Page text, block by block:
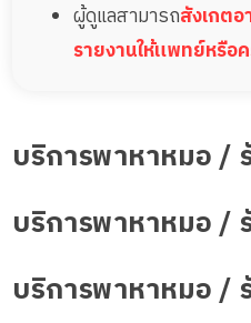
ผู้ดูแลสามารถสังเกต
รายงานให้แพทย์หรือ
บริการพาหาหมอ /
บริการพาหาหมอ /
บริการพาหาหมอ /